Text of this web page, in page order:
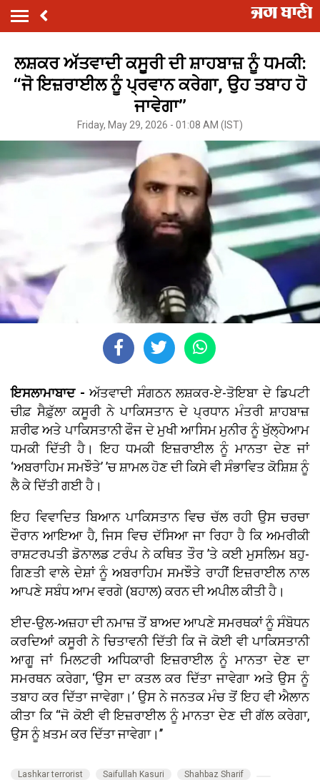
ਲਸ਼ਕਰ ਅੱਤਵਾਦੀ ਕਸੂਰੀ ਦੀ ਸ਼ਾਹਬਾਜ਼ ਨੂੰ ਧਮਕੀ:
‘‘ਜੋ ਇਜ਼ਰਾਈਲ ਨੂੰ ਪ੍ਰਵਾਨ ਕਰੇਗਾ, ਉਹ ਤਬਾਹ ਹੋ
ਜਾਵੇਗਾ’’
Friday, May 29, 2026 - 01:08 AM (IST)
ਇਸਲਾਮਾਬਾਦ - ਅੱਤਵਾਦੀ ਸੰਗਠਨ ਲਸ਼ਕਰ-ਏ-ਤੋਇਬਾ ਦੇ ਡਿਪਟੀ
ਚੀਫ਼ ਸੈਫ਼ੁੱਲਾ ਕਸੂਰੀ ਨੇ ਪਾਕਿਸਤਾਨ ਦੇ ਪ੍ਰਧਾਨ ਮੰਤਰੀ ਸ਼ਾਹਬਾਜ਼
ਸ਼ਰੀਫ ਅਤੇ ਪਾਕਿਸਤਾਨੀ ਫੌਜ ਦੇ ਮੁਖੀ ਆਸਿਮ ਮੁਨੀਰ ਨੂੰ ਖੁੱਲ੍ਹੇਆਮ
ਧਮਕੀ ਦਿੱਤੀ ਹੈ। ਇਹ ਧਮਕੀ ਇਜ਼ਰਾਈਲ ਨੂੰ ਮਾਨਤਾ ਦੇਣ ਜਾਂ
‘ਅਬਰਾਹਿਮ ਸਮਝੌਤੇ’ ’ਚ ਸ਼ਾਮਲ ਹੋਣ ਦੀ ਕਿਸੇ ਵੀ ਸੰਭਾਵਿਤ ਕੋਸ਼ਿਸ਼ ਨੂੰ
ਲੈ ਕੇ ਦਿੱਤੀ ਗਈ ਹੈ।
ਇਹ ਵਿਵਾਦਿਤ ਬਿਆਨ ਪਾਕਿਸਤਾਨ ਵਿਚ ਚੱਲ ਰਹੀ ਉਸ ਚਰਚਾ
ਦੌਰਾਨ ਆਇਆ ਹੈ, ਜਿਸ ਵਿਚ ਦੱਸਿਆ ਜਾ ਰਿਹਾ ਹੈ ਕਿ ਅਮਰੀਕੀ
ਰਾਸ਼ਟਰਪਤੀ ਡੋਨਾਲਡ ਟਰੰਪ ਨੇ ਕਥਿਤ ਤੌਰ ’ਤੇ ਕਈ ਮੁਸਲਿਮ ਬਹੁ-
ਗਿਣਤੀ ਵਾਲੇ ਦੇਸ਼ਾਂ ਨੂੰ ਅਬਰਾਹਿਮ ਸਮਝੌਤੇ ਰਾਹੀਂ ਇਜ਼ਰਾਈਲ ਨਾਲ
ਆਪਣੇ ਸਬੰਧ ਆਮ ਵਰਗੇ (ਬਹਾਲ) ਕਰਨ ਦੀ ਅਪੀਲ ਕੀਤੀ ਹੈ।
ਈਦ-ਉਲ-ਅਜ਼ਹਾ ਦੀ ਨਮਾਜ਼ ਤੋਂ ਬਾਅਦ ਆਪਣੇ ਸਮਰਥਕਾਂ ਨੂੰ ਸੰਬੋਧਨ
ਕਰਦਿਆਂ ਕਸੂਰੀ ਨੇ ਚਿਤਾਵਨੀ ਦਿੱਤੀ ਕਿ ਜੋ ਕੋਈ ਵੀ ਪਾਕਿਸਤਾਨੀ
ਆਗੂ ਜਾਂ ਮਿਲਟਰੀ ਅਧਿਕਾਰੀ ਇਜ਼ਰਾਈਲ ਨੂੰ ਮਾਨਤਾ ਦੇਣ ਦਾ
ਸਮਰਥਨ ਕਰੇਗਾ, ‘ਉਸ ਦਾ ਕਤਲ ਕਰ ਦਿੱਤਾ ਜਾਵੇਗਾ ਅਤੇ ਉਸ ਨੂੰ
ਤਬਾਹ ਕਰ ਦਿੱਤਾ ਜਾਵੇਗਾ।’ ਉਸ ਨੇ ਜਨਤਕ ਮੰਚ ਤੋਂ ਇਹ ਵੀ ਐਲਾਨ
ਕੀਤਾ ਕਿ ‘‘ਜੋ ਕੋਈ ਵੀ ਇਜ਼ਰਾਈਲ ਨੂੰ ਮਾਨਤਾ ਦੇਣ ਦੀ ਗੱਲ ਕਰੇਗਾ,
ਉਸ ਨੂੰ ਖ਼ਤਮ ਕਰ ਦਿੱਤਾ ਜਾਵੇਗਾ।’’
Lashkar terrorist Saifullah Kasuri Shahbaz Sharif